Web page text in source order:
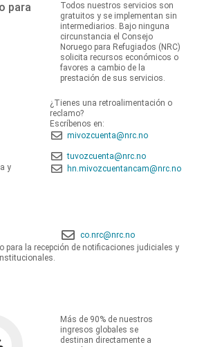
para
Todos nuestros servicios son
gratuitos y se implementan sin
intermediarios. Bajo ninguna
circunstancia el Consejo
Noruego para Refugiados (NRC)
solicita recursos económicos o
favores a cambio de la
prestación de sus servicios.
¿Tienes una retroalimentación o
reclamo?
Escríbenos en:
mivozcuenta@nrc.no
tuvozcuenta@nrc.no
y
hn.mivozcuentancam@nrc.no
co.nrc@nrc.no
para la recepción de notificaciones judiciales y
Más de 90% de nuestros
ingresos globales se
destinan directamente a